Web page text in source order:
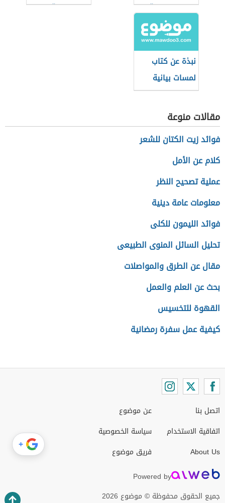
في علوم القرآن
التعبير القرآني
نبذة عن كتاب
لمسات بيانية
لفاضل السامرائي
مقالات منوعة
فوائد زيت الكتان للشعر
كلام عن الأمل
عملية تصحيح النظر
معلومات عامة دينية
فوائد الليمون للكلى
تحليل السائل المنوى الطبيعى
مقال عن الطرق والمواصلات
بحث عن العلم والعمل
القهوة للتخسيس
كيفية عمل سفرة رمضانية
اتصل بنا
اتفاقية الاستخدام
About Us
عن موضوع
سياسة الخصوصية
فريق موضوع
Powered by
جميع الحقوق محفوظة © موضوع 2026
+